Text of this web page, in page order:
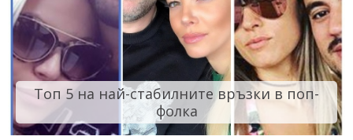
Топ 5 на най-стабилните връзки в поп-
фолка